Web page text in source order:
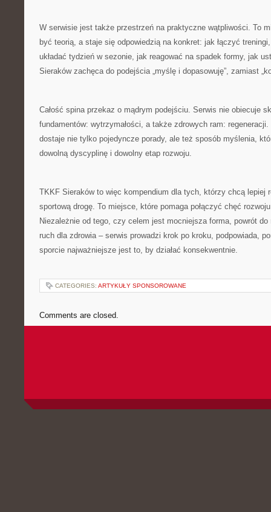
W serwisie jest także przestrzeń na praktyczne wątpliwości. To
być teorią, a staje się odpowiedzią na konkret: jak łączyć
układać tydzień w sezonie, jak reagować na spadek formy, jak
Sieraków zachęca do podejścia „myślę i dopasowuję”, zamiast
Całość spina przekaz o mądrym podejściu. Serwis nie obiecuje
fundamentów: wytrzymałości, a także zdrowych ram:
dostaje nie tylko pojedyncze porady, ale też sposób myślenia,
dowolną dyscyplinę i dowolny etap rozwoju.
TKKF Sieraków to więc kompendium dla tych, którzy chcą lepiej
sportową drogę. To miejsce, które pomaga połączyć chęć
Niezależnie od tego, czy celem jest mocniejsza forma, powrót
ruch dla zdrowia – serwis prowadzi krok po kroku, podpowiada,
sporcie najważniejsze jest to, by działać konsekwentnie.
CATEGORIES: ARTYKUŁY SPONSOROWANE
Comments are closed.